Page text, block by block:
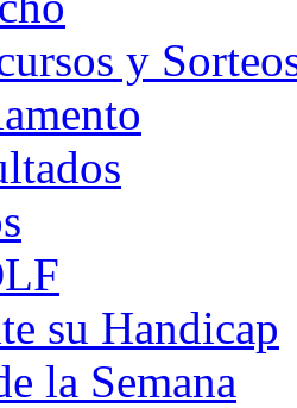
y
su Handicap
la Semana